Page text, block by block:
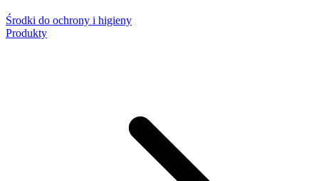
Środki do ochrony i higieny
Produkty